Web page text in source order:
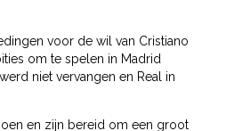
voor de wil van Cristiano
om te spelen in Madrid
niet vervangen en Real in
en zijn bereid om een ​​groot